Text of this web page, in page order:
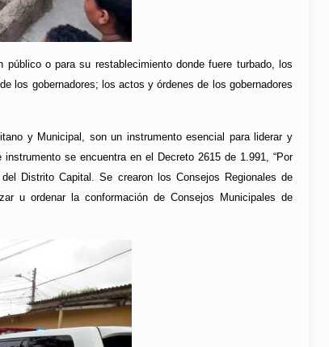
o para su restablecimiento donde fuere turbado, los
los gobernadores; los actos y órdenes de los gobernadores
y Municipal, son un instrumento esencial para liderar y
se encuentra en el Decreto 2615 de 1.991, “Por
Distrito Capital. Se crearon los Consejos Regionales de
u ordenar la conformación de Consejos Municipales de